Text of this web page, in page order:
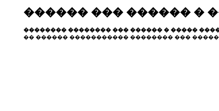
������ ��� ������ �
�������� �������� ��� ������ � �����
�� ������ ����������� �������� ���